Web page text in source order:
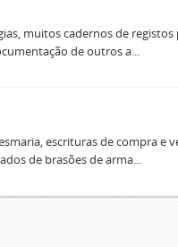
muitos cadernos de
de outros a...
escrituras de compra e
de brasões de arma...